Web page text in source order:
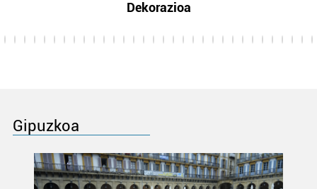
Dekorazioa
Gipuzkoa